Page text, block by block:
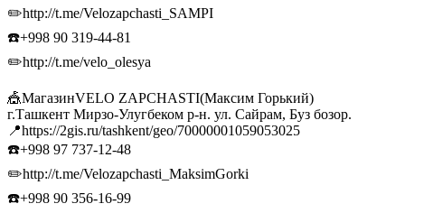
✏️http://t.me/Velozapchasti_SAMPI
☎️+998 90 319-44-81
✏️http://t.me/velo_olesya
🎪МагазинVELO ZAPCHASTI(Максим Горький)
г.Ташкент Мирзо-Улугбеком р-н. ул. Сайрам, Буз бозор.
📍https://2gis.ru/tashkent/geo/70000001059053025
☎️+998 97 737-12-48
✏️http://t.me/Velozapchasti_MaksimGorki
☎️+998 90 356-16-99